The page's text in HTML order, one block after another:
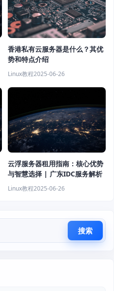
香港私有云服务器是什么？其优
势和特点介绍
Linux教程2025-06-26
云浮服务器租用指南：核心优势
与智慧选择 | 广东IDC服务解析
Linux教程2025-06-26
搜索